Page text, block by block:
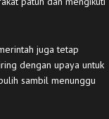
juga tetap
dengan upaya untuk
sambil menunggu